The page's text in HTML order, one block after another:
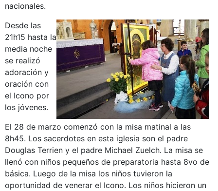
nacionales.
Desde las
21h15 hasta la
media noche
se realizó
adoración y
oración con
el Icono por
los jóvenes.
El 28 de marzo comenzó con la misa matinal a las
8h45. Los sacerdotes en esta iglesia son el padre
Douglas Terrien y el padre Michael Zuelch. La misa se
llenó con niños pequeños de preparatoria hasta 8vo de
básica. Luego de la misa los niños tuvieron la
oportunidad de venerar el Icono. Los niños hicieron un